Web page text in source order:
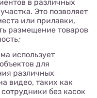
в различных
Это позволяет
или прилавки,
размещение товаров
;
использует
для
различных
видео, таких как
без касок